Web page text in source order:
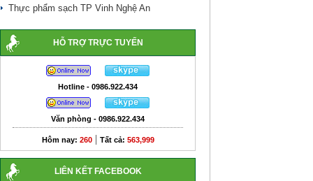
Thực phẩm sạch TP Vinh Nghệ An
HỖ TRỢ TRỰC TUYẾN
Hotline - 0986.922.434
Văn phòng - 0986.922.434
Hôm nay: 260| Tất cả: 563,999
LIÊN KẾT FACEBOOK